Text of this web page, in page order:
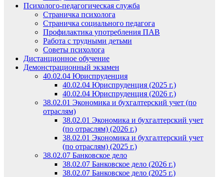
Психолого-педагогическая служба
Страничка психолога
Страничка социального педагога
Профилактика употребления ПАВ
Работа с трудными детьми
Советы психолога
Дистанционное обучение
Демонстрационный экзамен
40.02.04 Юриспруденция
40.02.04 Юриспруденция (2025 г.)
40.02.04 Юриспруденция (2026 г.)
38.02.01 Экономика и бухгалтерский учет (по
отраслям)
38.02.01 Экономика и бухгалтерский учет
(по отраслям) (2026 г.)
38.02.01 Экономика и бухгалтерский учет
(по отраслям) (2025 г.)
38.02.07 Банковское дело
38.02.07 Банковское дело (2026 г.)
38.02.07 Банковское дело (2025 г.)